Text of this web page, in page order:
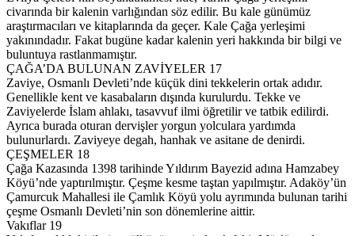
civarında bir kalenin varlığından söz edilir. Bu kale günümüz
araştırmacıları ve kitaplarında da geçer. Kale Çağa yerleşimi
yakınındadır. Fakat bugüne kadar kalenin yeri hakkında bir bilgi ve
buluntuya rastlanmamıştır.
ÇAĞA’DA BULUNAN ZAVİYELER 17
Zaviye, Osmanlı Devleti’nde küçük dini tekkelerin ortak adıdır.
Genellikle kent ve kasabaların dışında kurulurdu. Tekke ve
Zaviyelerde İslam ahlakı, tasavvuf ilmi öğretilir ve tatbik edilirdi.
Ayrıca burada oturan dervişler yorgun yolculara yardımda
bulunurlardı. Zaviyeye degah, hanhak ve asitane de denirdi.
ÇEŞMELER 18
Çağa Kazasında 1398 tarihinde Yıldırım Bayezid adına Hamzabey
Köyü’nde yaptırılmıştır. Çeşme kesme taştan yapılmıştır. Adaköy’ün
Çamurcuk Mahallesi ile Çamlık Köyü yolu ayrımında bulunan tarihi
çeşme Osmanlı Devleti’nin son dönemlerine aittir.
Vakıflar 19